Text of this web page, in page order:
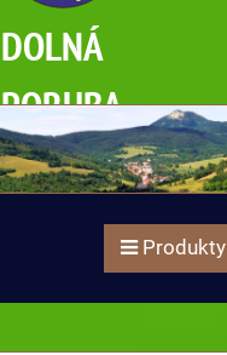
DOLNÁ
PORUBA
Produkty